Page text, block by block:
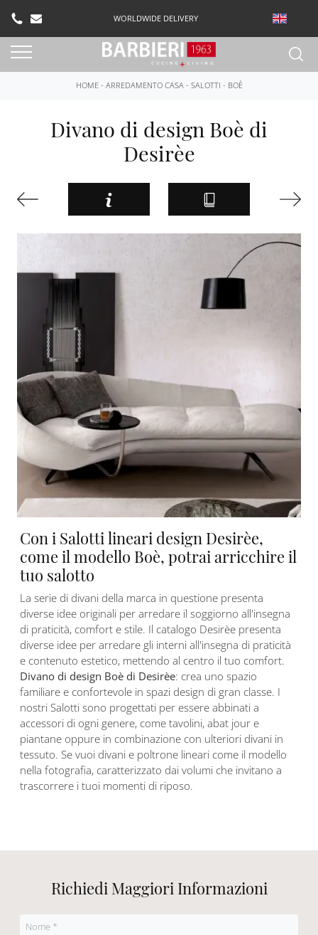
WORLDWIDE DELIVERY
HOME- ARREDAMENTO CASA- SALOTTI - BOÈ
Divano di design Boè di
Desirèe
Con i Salotti lineari design Desirèe,
come il modello Boè, potrai arricchire il
tuo salotto
La serie di divani della marca in questione presenta
diverse idee originali per arredare il soggiorno all'insegna
di praticità, comfort e stile. Il catalogo Desirèe presenta
diverse idee per arredare gli interni all'insegna di praticità
e contenuto estetico, mettendo al centro il tuo comfort.
Divano di design Boè di Desirèe: crea uno spazio
familiare e confortevole in spazi design di gran classe. I
nostri Salotti sono progettati per essere abbinati a
accessori di ogni genere, come tavolini, abat jour e
piantane oppure in combinazione con ulteriori divani in
tessuto. Se vuoi divani e poltrone lineari come il modello
nella fotografia, caratterizzato dai volumi che invitano a
trascorrere i tuoi momenti di riposo.
Richiedi Maggiori Informazioni